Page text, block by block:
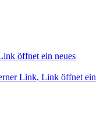
öffnet ein neues
Link, Link öffnet ein